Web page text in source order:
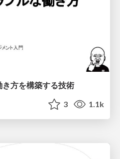
方を構築する技術
3 1.1k